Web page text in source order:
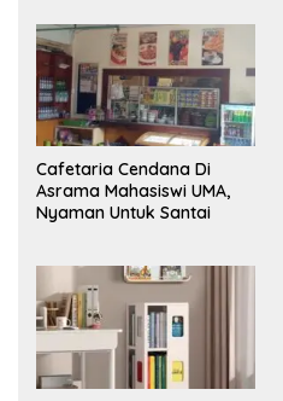
Cafetaria Cendana Di
Asrama Mahasiswi UMA,
Nyaman Untuk Santai